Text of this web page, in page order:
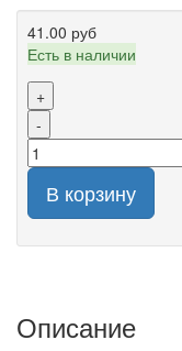
41.00 руб
Есть в наличии
+
-
В корзину
Описание